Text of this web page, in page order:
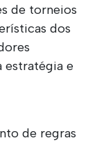
de torneios
dos
estratégia e
de regras